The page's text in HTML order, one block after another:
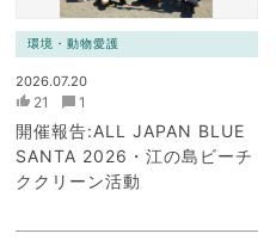
環境・動物愛護
2026.07.20
21 1
開催報告:ALL JAPAN BLUE
SANTA 2026・江の島ビーチ
ククリーン活動